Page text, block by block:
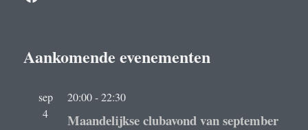
Aankomende evenementen
sep
4
20:00-22:30
Maandelijkse clubavond van september